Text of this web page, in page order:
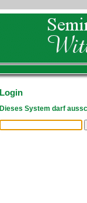
Login
Dieses System darf